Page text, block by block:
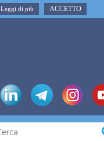
Leggi di più ACCETTO